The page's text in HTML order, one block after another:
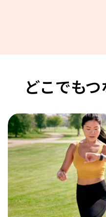
どこでも